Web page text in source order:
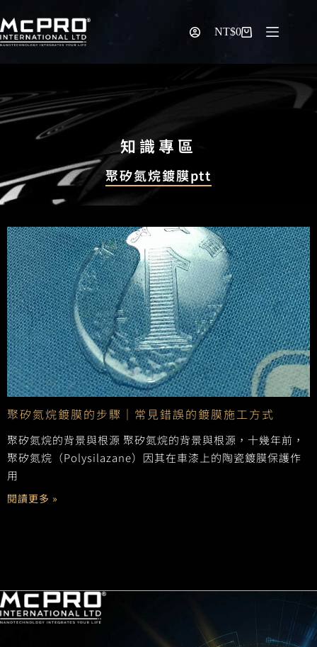
NT$0
知識專區
聚矽氮烷鍍膜ptt
聚矽氮烷鍍膜的步驟｜常見錯誤的鍍膜施工方式
聚矽氮烷的背景與根源 聚矽氮烷的背景與根源，十幾年前，
聚矽氮烷（Polysilazane）因其在車漆上的陶瓷鍍膜保護作
用
閱讀更多 »